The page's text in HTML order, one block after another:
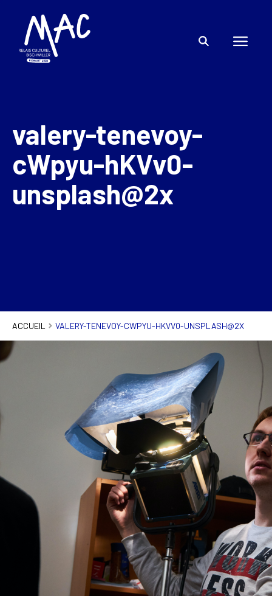
valery-tenevoy-
cWpyu-hKVv0-
unsplash@2x
ACCUEIL VALERY-TENEVOY-CWPYU-HKVV0-UNSPLASH@2X